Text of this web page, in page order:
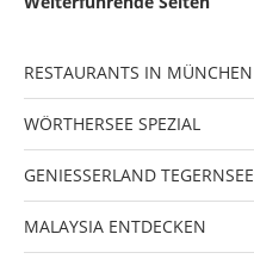
RESTAURANTS IN MÜNCHEN
WÖRTHERSEE SPEZIAL
GENIESSERLAND TEGERNSEE
MALAYSIA ENTDECKEN